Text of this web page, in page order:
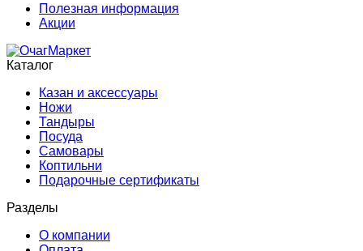
Полезная информация
Акции
Каталог
Казан и аксессуары
Ножи
Тандыры
Посуда
Самовары
Коптильни
Подарочные сертификаты
Разделы
О компании